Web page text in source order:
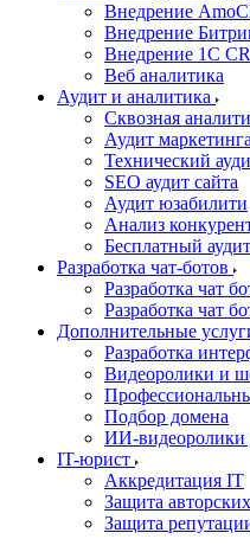
Внедрение
Внедрение
Внедрение 1C
Веб аналитика
Аудит и аналитика
Сквозная
Аудит
Технический
SEO аудит сайта
Аудит юзабилити
Анализ
Бесплатный
Разработка чат-ботов
Разработка чат
Разработка чат
Дополнительные
Разработка
Видеоролики и
Подбор домена
ИИ-видеоролики
IT-юрист
Аккредитация IT
Защита
Защита